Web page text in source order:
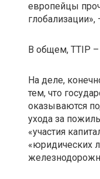
европейцы
глобализации»,
В общем, TTIP –
На деле,
тем, что
оказываются
ухода за
«участия
«юридических